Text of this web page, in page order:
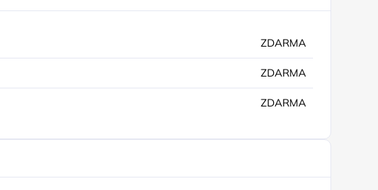
ZDARMA
ZDARMA
ZDARMA